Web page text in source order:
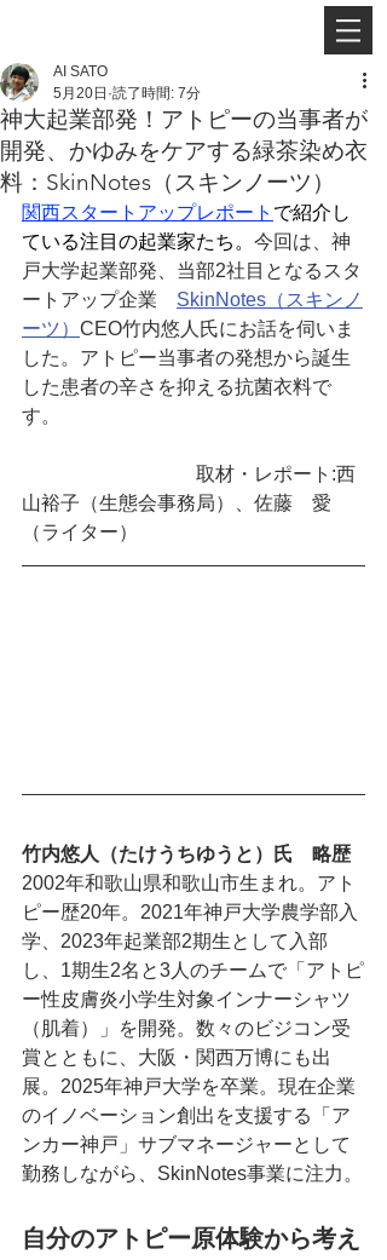
神大起業部発！アトピーの当事者が
開発、かゆみをケアする緑茶染め衣
料：SkinNotes（スキンノーツ）
AI SATO
5月20日 読了時間: 7分
関西スタートアップレポート で紹介し
ている注目の起業家たち。 今回は、神
戸大学起業部発、当部2社目となるスタ
ートアップ企業 SkinNotes（スキンノ
ーツ） CEO竹内悠人氏にお話を伺いま
した。アトピー当事者の発想から誕生
した患者の辛さを抑える抗菌衣料で
す。
取材・レポート:西
山裕子（生態会事務局）、佐藤　愛
（ライター）
竹内悠人（たけうちゆうと）氏　略歴
2002年和歌山県和歌山市生まれ。アト
ピー歴20年。2021年神戸大学農学部入
学、2023年起業部2期生として入部
し、1期生2名と3人のチームで「アトピ
ー性皮膚炎小学生対象インナーシャツ
（肌着）」を開発。数々のビジコン受
賞とともに、大阪・関西万博にも出
展。2025年神戸大学を卒業。現在企業
のイノベーション創出を支援する「ア
ンカー神戸」サブマネージャーとして
勤務しながら、SkinNotes事業に注力。
自分のアトピー原体験から考え